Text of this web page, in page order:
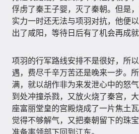
俘虏了秦王子婴，灭了秦朝。但是
实力一时还无法与项羽对抗，他便
出了咸阳，等待日后有了机会再成就
项羽的行军路线安排不是很好，所
遇，费尽千辛万苦还是晚来一步。
满，就以胡作非为来发泄心中的怒
到处冲撞杀戮，又放火烧了秦宫，
座富丽堂皇的宫殿烧成了一片焦土
觉得不够解气，又把秦朝留下的珠
准备率领部下回到江东。